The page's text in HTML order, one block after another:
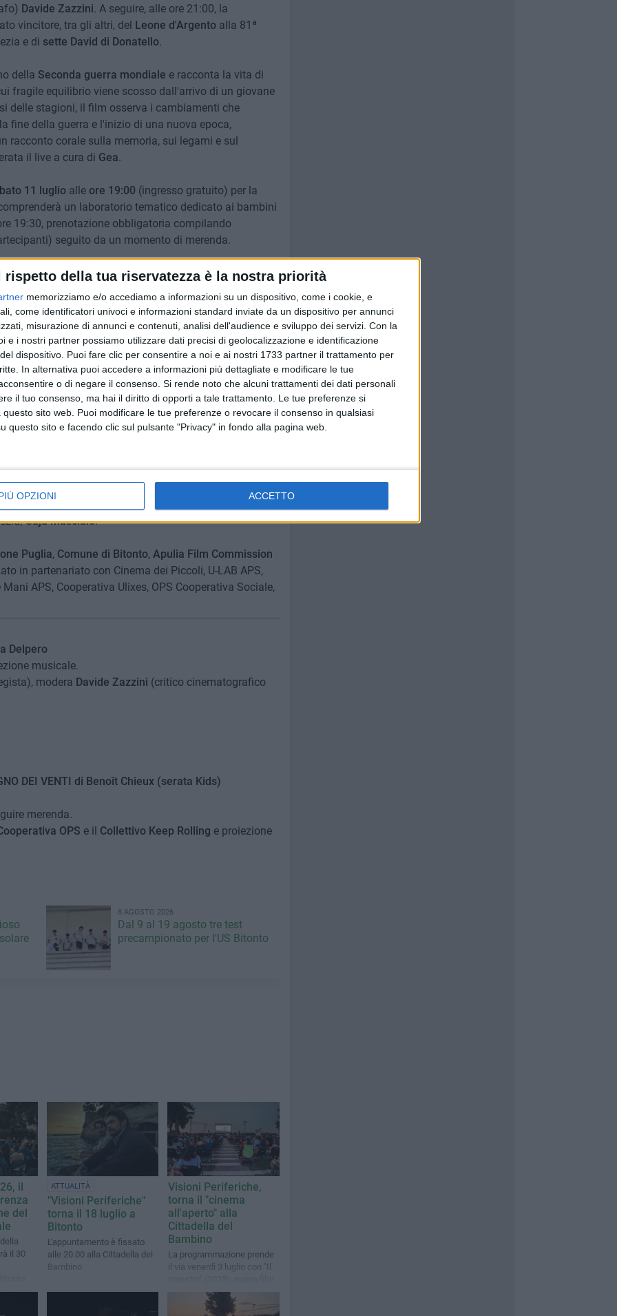
rispetto della tua riservatezza è la nostra priorità
memorizziamo e/o accediamo a informazioni su un dispositivo, come i cookie, e
come identificatori univoci e informazioni standard inviate da un dispositivo per annunci
misurazione di annunci e contenuti, analisi dell'audience e sviluppo dei servizi. Con la
e i nostri partner possiamo utilizzare dati precisi di geolocalizzazione e identificazione
dispositivo. Puoi fare clic per consentire a noi e ai nostri 1733 partner il trattamento per
In alternativa puoi accedere a informazioni più dettagliate e modificare le tue
o di negare il consenso. Si rende noto che alcuni trattamenti dei dati personali
il tuo consenso, ma hai il diritto di opporti a tale trattamento. Le tue preferenze si
sito web. Puoi modificare le tue preferenze o revocare il consenso in qualsiasi
questo sito e facendo clic sul pulsante "Privacy" in fondo alla pagina web.
OPZIONI ACCETTO
Davide Zazzini. A seguire, alle ore 21:00, la
vincitore, tra gli altri, del Leone d'Argento alla 81ª
e di sette David di Donatello.
della Seconda guerra mondiale e racconta la vita di
fragile equilibrio viene scosso dall'arrivo di un giovane
delle stagioni, il film osserva i cambiamenti che
fine della guerra e l'inizio di una nuova epoca,
racconto corale sulla memoria, sui legami e sul
il live a cura di Gea.
11 luglioalle ore 19:00 (ingresso gratuito) per la
un laboratorio tematico dedicato ai bambini
19:30, prenotazione obbligatoria compilando
seguito da un momento di merenda.
diCollettivo Keep RollingeCooperativa OPS , la
su due sorelle che scoprono un passaggio magico
in gatte e separate dal perfido sindaco del
e il temuto signore dei venti, Scirocco, per ritrovare
registaClaudio Giovannesipresente nella serata con il
alla Festa del Cinema di Roma 2024.Venerdì
anno di scuola" (2025), film di Laura Samani vincitore del
Covi) nella 82ª edizione della
25 lugliocon la proiezione del film d'animazione"Una
Laguionie. Chiusura affidata,giovedì 30 luglio
dell'attrice della pellicola presentata alla 82ª
,Gaja Masciale.
Puglia, Comune di Bitonto, Apulia Film Commission
in partenariato con Cinema dei Piccoli, U-LAB APS,
APS, Cooperativa Ulixes, OPS Cooperativa Sociale,
Delpero
musicale.
modera Davide Zazzini (critico cinematografico
DEI VENTI di Benoît Chieux (serata Kids)
merenda.
OPS e il Collettivo Keep Rolling e proiezione
8 AGOSTO 2026
Dal 9 al 19 agosto tre test
precampionato per l'US Bitonto
il
del
il 30
ATTUALITÀ
"Visioni Periferiche"
torna il 18 luglio a
Bitonto
L'appuntamento è fissato
alle 20.00 alla Cittadella del
Bambino
Visioni Periferiche,
torna il "cinema
all'aperto" alla
Cittadella del
Bambino
La programmazione prende
il via venerdì 3 luglio con "Il
di Andrea Di Stefano